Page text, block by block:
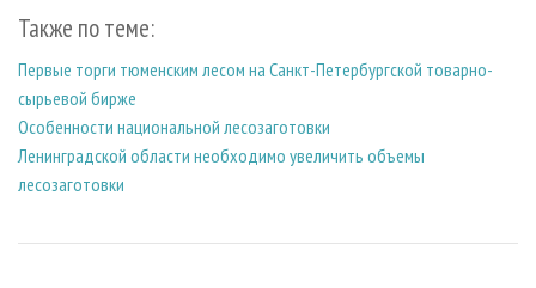
Также по теме:
Первые торги тюменским лесом на Санкт-Петербургской товарно-
сырьевой бирже
Особенности национальной лесозаготовки
Ленинградской области необходимо увеличить объемы
лесозаготовки